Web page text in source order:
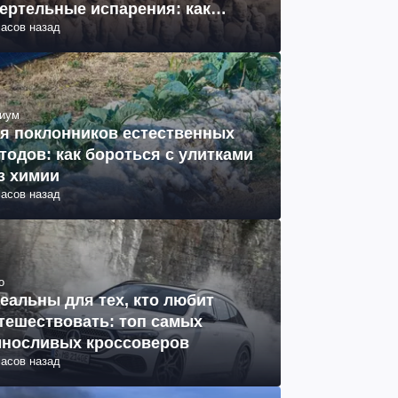
испарения: как
(фото)
назад
поклонников естественных
как бороться с улитками
химии
назад
для тех, кто любит
топ самых
кроссоверов
назад